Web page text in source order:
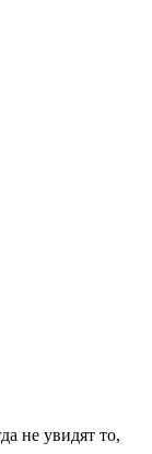
не увидят то,